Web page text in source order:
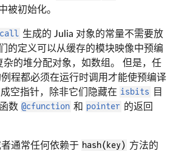
被初始化。
生成的 Julia 对象的常量不需要放
的定义可以从缓存的模块映像中预编
杂的堆分配对象，如数组。 但是，任
程都必须在运行时调用才能使预编译
空指针，除非它们隐藏在 isbits
目
数 @cfunction 和 pointer 的返回
通常任何依赖于 hash(key) 方法的